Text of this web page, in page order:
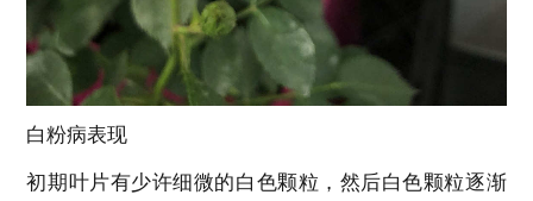
白粉病表现
初期叶片有少许细微的白色颗粒，然后白色颗粒逐渐